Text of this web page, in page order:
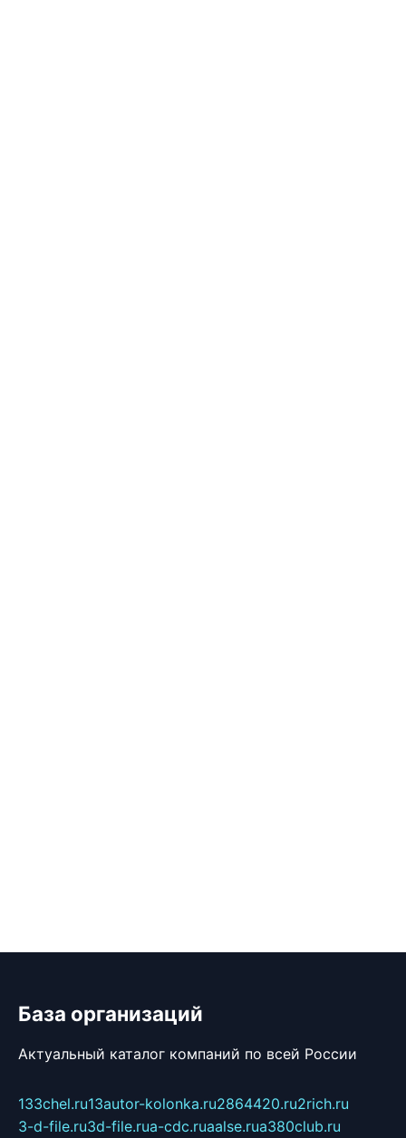
База организаций
Актуальный каталог компаний по всей России
133chel.ru13autor-kolonka.ru2864420.ru2rich.ru
3-d-file.ru3d-file.rua-cdc.ruaalse.rua380club.ru